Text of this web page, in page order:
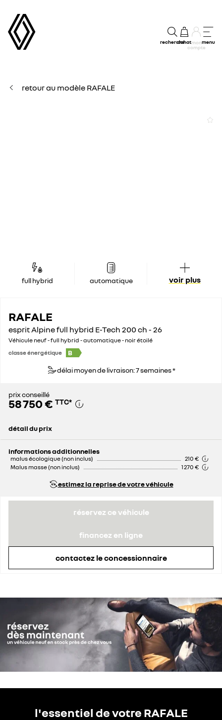
rechercheachatmon
compte
menu
retour au modèle RAFALE
full hybrid automatique voir plus
RAFALE
esprit Alpine full hybrid E-Tech 200 ch - 26
Véhicule neuf - full hybrid - automatique - noir étoilé
classe énergétique
B
délai moyen de livraison: 7 semaines *
prix conseillé
58 750 € TTC*
détail du prix
informations additionnelles
malus écologique (non inclus)
210 €
Malus masse (non inclus)
1 270 €
estimez la reprise de votre véhicule
réservez ce véhicule
financez en ligne
contactez le concessionnaire
l'essentiel de votre RAFALE